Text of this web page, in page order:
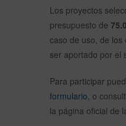
Los proyectos
presupuesto de
caso de uso, de los
ser aportado por el
Para participar
formulario, o
la página oficial de